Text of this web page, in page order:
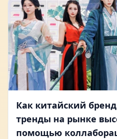
Как китайский
тренды на рынке
помощью